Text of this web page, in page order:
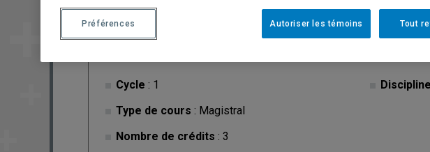
Cycle : 1
Type de cours : Magistral
Nombre de crédits : 3
Discipline
Tout
Autoriser les témoins
Préférences